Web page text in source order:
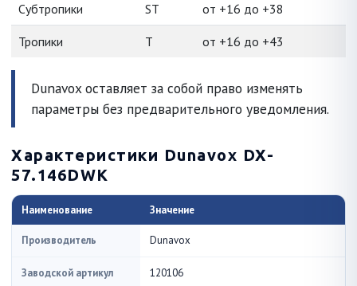
Субтропики ST от +16 до +38
Тропики T от +16 до +43
Dunavox оставляет за собой право изменять
параметры без предварительного уведомления.
Характеристики Dunavox DX-
57.146DWK
Наименование Значение
Производитель Dunavox
Заводской артикул 120106